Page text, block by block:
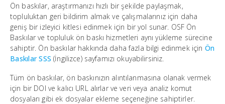
Ön baskılar, araştırmanızı hızlı bir şekilde paylaşmak,
topluluktan geri bildirim almak ve çalışmalarınız için daha
geniş bir izleyici kitlesi edinmek için bir yol sunar. OSF Ön
Baskılar ve topluluk ön baskı hizmetleri aynı yükleme sürecine
sahiptir. Ön baskılar hakkında daha fazla bilgi edinmek için Ön
Baskılar SSS (İngilizce) sayfamızı okuyabilirsiniz.
Tüm ön baskılar, ön baskınızın alıntılanmasına olanak vermek
için bir DOI ve kalıcı URL alırlar ve veri veya analiz komut
dosyaları gibi ek dosyalar ekleme seçeneğine sahiptirler.